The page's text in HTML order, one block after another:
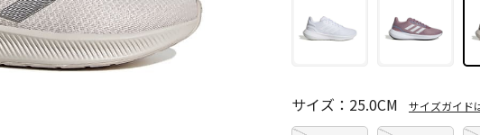
サイズ：25.0CM サイズガイド